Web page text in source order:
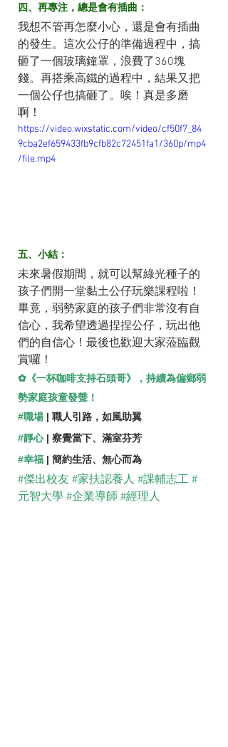
四、再專注，總是會有插曲：
我想不管再怎麼小心，還是會有插曲
的發生。這次公仔的準備過程中，搞
砸了一個玻璃鐘罩，浪費了360塊
錢。再搭乘高鐵的過程中，結果又把
一個公仔也搞砸了。唉！真是多磨
啊！
https://video.wixstatic.com/video/cf50f7_84
9cba2ef659433fb9cfb82c72451fa1/360p/mp4
/file.mp4
五、小結：
未來暑假期間，就可以幫綠光種子的
孩子們開一堂黏土公仔玩樂課程啦！
畢竟，弱勢家庭的孩子們非常沒有自
信心，我希望透過捏捏公仔，玩出他
們的自信心！最後也歡迎大家蒞臨觀
賞囉！
✿《一杯咖啡支持石頭哥》，持續為偏鄉弱
勢家庭孩童發聲！
#職場 | 職人引路，如風助翼
#靜心 | 察覺當下、滿室芬芳
#幸福 | 簡約生活、無心而為
#傑出校友 #家扶認養人 #課輔志工 #
元智大學 #企業導師 #經理人